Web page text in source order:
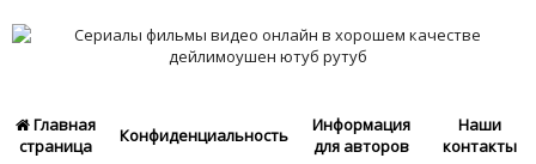
Главная
страница
Конфиденциальность
Информация
для авторов
Наши
контакты